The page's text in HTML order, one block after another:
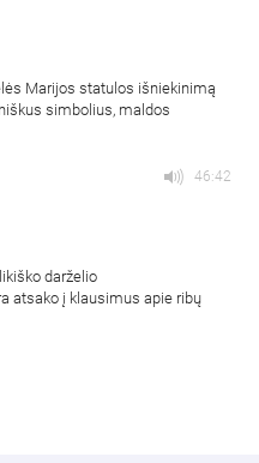
Marijos statulos išniekinimą
simbolius, maldos
46:42
darželio
atsako į klausimus apie ribų